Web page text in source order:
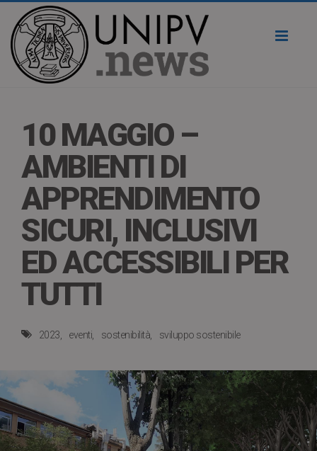
10 MAGGIO –
AMBIENTI DI
APPRENDIMENTO
SICURI, INCLUSIVI
ED ACCESSIBILI PER
TUTTI
2023 eventi sostenibilità sviluppo sostenibile